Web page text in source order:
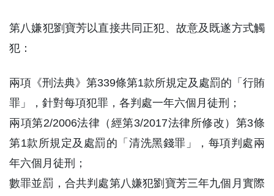
第八嫌犯劉寶芳以直接共同正犯、故意及既遂方式觸
犯：
兩項《刑法典》第339條第1款所規定及處罰的「行賄
罪」，針對每項犯罪，各判處一年六個月徒刑；
兩項第2/2006法律（經第3/2017法律所修改）第3條
第1款所規定及處罰的「清洗黑錢罪」，每項判處兩
年六個月徒刑；
數罪並罰，合共判處第八嫌犯劉寶芳三年九個月實際